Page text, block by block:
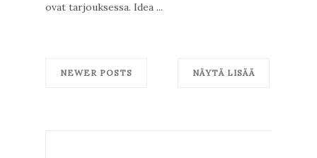
ovat tarjouksessa. Idea ...
NEWER POSTS NÄYTÄ LISÄÄ